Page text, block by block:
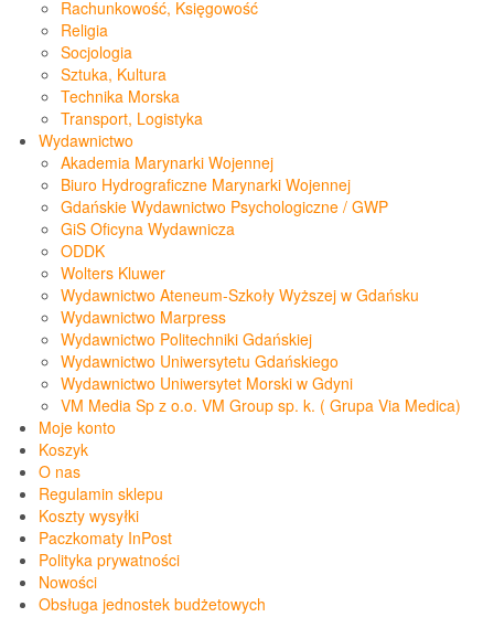
Rachunkowość, Księgowość
Religia
Socjologia
Sztuka, Kultura
Technika Morska
Transport, Logistyka
Wydawnictwo
Akademia Marynarki Wojennej
Biuro Hydrograficzne Marynarki Wojennej
Gdańskie Wydawnictwo Psychologiczne / GWP
GiS Oficyna Wydawnicza
ODDK
Wolters Kluwer
Wydawnictwo Ateneum-Szkoły Wyższej w Gdańsku
Wydawnictwo Marpress
Wydawnictwo Politechniki Gdańskiej
Wydawnictwo Uniwersytetu Gdańskiego
Wydawnictwo Uniwersytet Morski w Gdyni
VM Media Sp z o.o. VM Group sp. k. ( Grupa Via Medica)
Moje konto
Koszyk
O nas
Regulamin sklepu
Koszty wysyłki
Paczkomaty InPost
Polityka prywatności
Nowości
Obsługa jednostek budżetowych